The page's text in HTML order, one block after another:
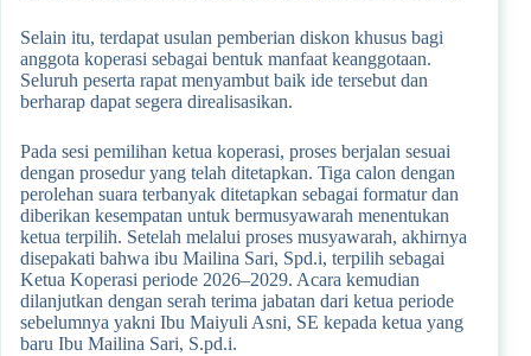
Selain itu, terdapat usulan pemberian diskon khusus bagi
anggota koperasi sebagai bentuk manfaat keanggotaan.
Seluruh peserta rapat menyambut baik ide tersebut dan
berharap dapat segera direalisasikan.
Pada sesi pemilihan ketua koperasi, proses berjalan sesuai
dengan prosedur yang telah ditetapkan. Tiga calon dengan
perolehan suara terbanyak ditetapkan sebagai formatur dan
diberikan kesempatan untuk bermusyawarah menentukan
ketua terpilih. Setelah melalui proses musyawarah, akhirnya
disepakati bahwa ibu Mailina Sari, Spd.i, terpilih sebagai
Ketua Koperasi periode 2026–2029. Acara kemudian
dilanjutkan dengan serah terima jabatan dari ketua periode
sebelumnya yakni Ibu Maiyuli Asni, SE kepada ketua yang
baru Ibu Mailina Sari, S.pd.i.